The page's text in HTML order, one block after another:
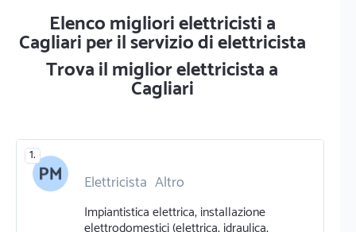
Elenco migliori elettricisti a
Cagliari per il servizio di elettricista
Trova il miglior elettricista a
Cagliari
1.
Elettricista Altro
Impiantistica elettrica, installazione